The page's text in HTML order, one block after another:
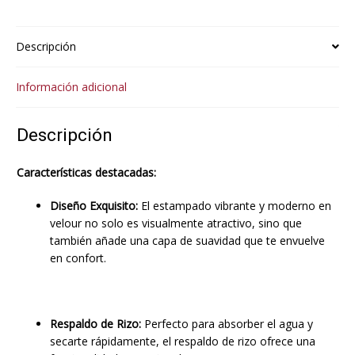
Descripción
Información adicional
Descripción
Características destacadas:
Diseño Exquisito:El estampado vibrante y moderno en
velour no solo es visualmente atractivo, sino que
también añade una capa de suavidad que te envuelve
en confort.
Respaldo de Rizo:Perfecto para absorber el agua y
secarte rápidamente, el respaldo de rizo ofrece una